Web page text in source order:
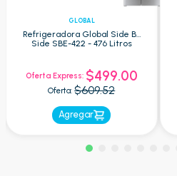
GLOBAL
Refrigeradora Global Side By
Side SBE-422 - 476 Litros
Oferta Express: $499.00
Oferta: $609.52
Agregar